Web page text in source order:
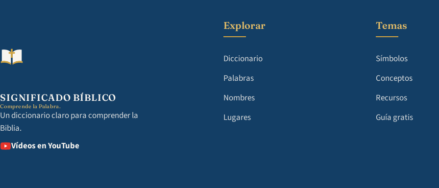
SIGNIFICADO BÍBLICO
Comprende la Palabra.
Un diccionario claro para comprender la
Biblia.
Vídeos en YouTube
Explorar
Diccionario
Palabras
Nombres
Lugares
Temas
Símbolos
Conceptos
Recursos
Guía gratis